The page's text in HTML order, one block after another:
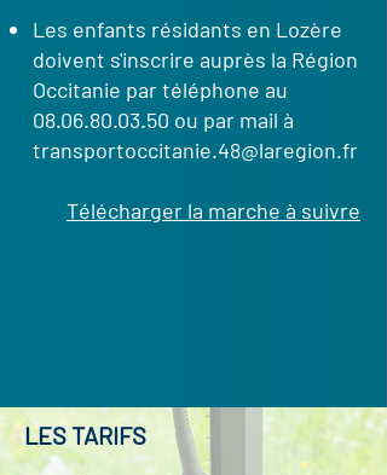
Les enfants résidants en Lozère
doivent s'inscrire auprès la Région
Occitanie par téléphone au
08.06.80.03.50 ou par mail à
transportoccitanie.48@laregion.fr
Télécharger la marche à suivre
LES TARIFS